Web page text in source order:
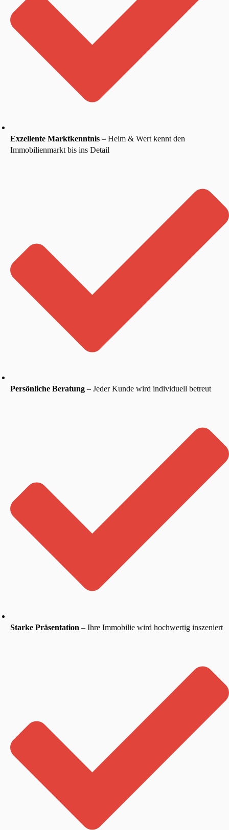
Exzellente Marktkenntnis – Heim & Wert kennt den
Immobilienmarkt bis ins Detail
Persönliche Beratung – Jeder Kunde wird individuell betreut
Starke Präsentation – Ihre Immobilie wird hochwertig inszeniert